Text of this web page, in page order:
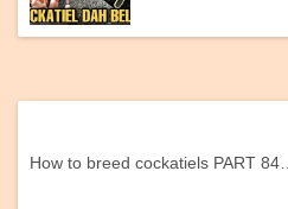
How to breed cockatiels PART 84…